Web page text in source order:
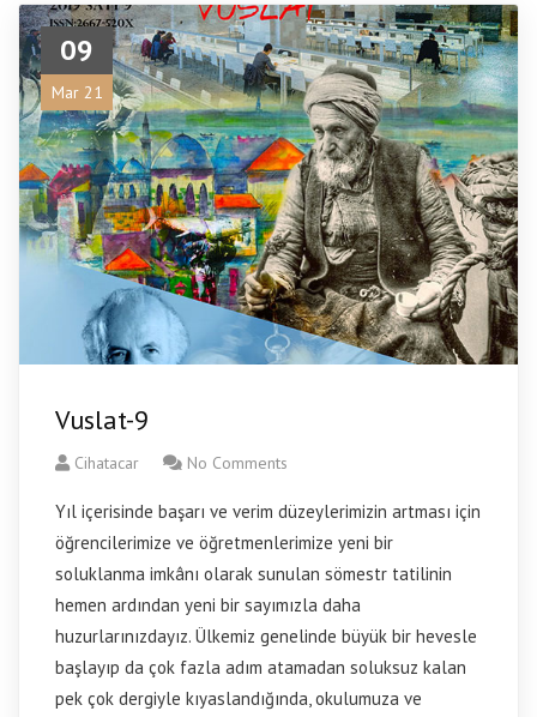
09
Mar 21
Vuslat-9
Cihatacar No Comments
Yıl içerisinde başarı ve verim düzeylerimizin artması için
öğrencilerimize ve öğretmenlerimize yeni bir
soluklanma imkânı olarak sunulan sömestr tatilinin
hemen ardından yeni bir sayımızla daha
huzurlarınızdayız. Ülkemiz genelinde büyük bir hevesle
başlayıp da çok fazla adım atamadan soluksuz kalan
pek çok dergiyle kıyaslandığında, okulumuza ve